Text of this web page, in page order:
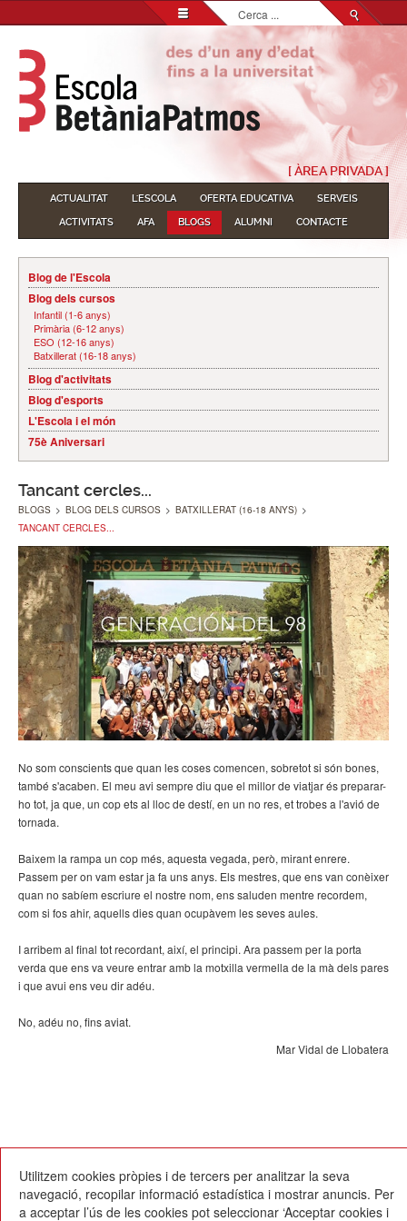
Cerca
...
[ ÀREA PRIVADA ]
ACTUALITAT L'ESCOLA OFERTA EDUCATIVA
SERVEIS
ACTIVITATS
AFA BLOGS ALUMNI CONTACTE
Blog de l'Escola
Blog dels cursos
Infantil (1-6 anys)
Primària (6-12 anys)
ESO (12-16 anys)
Batxillerat (16-18 anys)
Blog d'activitats
Blog d'esports
L'Escola i el món
75è Aniversari
Tancant cercles...
BLOGS > BLOG DELS CURSOS > BATXILLERAT (16-18 ANYS) >
TANCANT CERCLES...
No som conscients que quan les coses comencen, sobretot si són bones,
també s'acaben. El meu avi sempre diu que el millor de viatjar és preparar-
ho tot, ja que, un cop ets al lloc de destí, en un no res, et trobes a l'avió de
tornada.
Baixem la rampa un cop més, aquesta vegada, però, mirant enrere.
Passem per on vam estar ja fa uns anys. Els mestres, que ens van conèixer
quan no sabíem escriure el nostre nom, ens saluden mentre recordem,
com si fos ahir, aquells dies quan ocupàvem les seves aules.
I arribem al final tot recordant, així, el principi. Ara passem per la porta
verda que ens va veure entrar amb la motxilla vermella de la mà dels pares
i que avui ens veu dir adéu.
No, adéu no, fins aviat.
Mar Vidal de Llobatera
06/06/2016
Utilitzem cookies pròpies i de tercers per analitzar la seva
navegació, recopilar informació estadística i mostrar anuncis. Per
a acceptar l’ús de les cookies pot seleccionar ‘Acceptar cookies i